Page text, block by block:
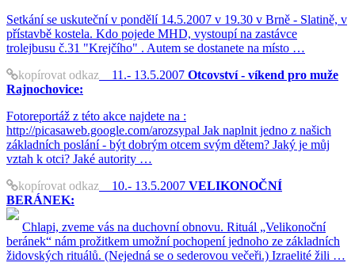
Setkání se uskuteční v pondělí 14.5.2007 v 19.30 v Brně - Slatině, v
přístavbě kostela. Kdo pojede MHD, vystoupí na zastávce
trolejbusu č.31 "Krejčího" . Autem se dostanete na místo …
kopírovat odkaz 11.- 13.5.2007 Otcovství - víkend pro muže
Rajnochovice:
Fotoreportáž z této akce najdete na :
http://picasaweb.google.com/arozsypal Jak naplnit jedno z našich
základních poslání - být dobrým otcem svým dětem? Jaký je můj
vztah k otci? Jaké autority …
kopírovat odkaz 10.- 13.5.2007 VELIKONOČNÍ
BERÁNEK:
Chlapi, zveme vás na duchovní obnovu. Rituál „Velikonoční
beránek“ nám prožitkem umožní pochopení jednoho ze základních
židovských rituálů. (Nejedná se o sederovou večeři.) Izraelité žili …